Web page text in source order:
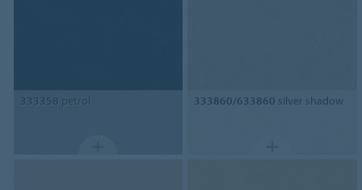
333358 petrol 333860/633860 silver shadow